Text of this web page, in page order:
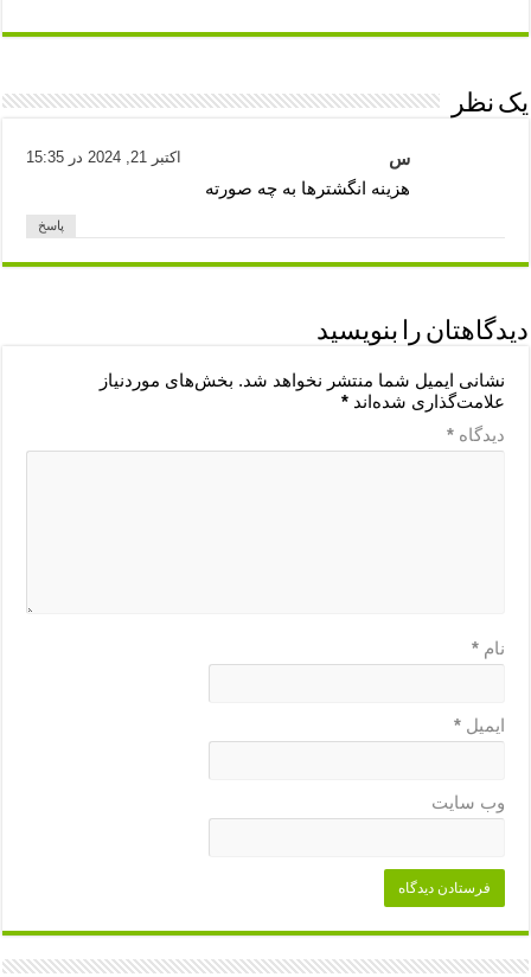
یک نظر
س اکتبر 21, 2024 در 15:35
هزینه انگشترها به چه صورته
پاسخ
دیدگاهتان را بنویسید
نشانی ایمیل شما منتشر نخواهد شد. بخش‌های موردنیاز
علامت‌گذاری شده‌اند*
دیدگاه*
نام*
ایمیل*
وب‌ سایت